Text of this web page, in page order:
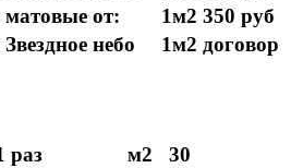
от:
1м2 350 руб
небо
1м2 договор
раз м2
30